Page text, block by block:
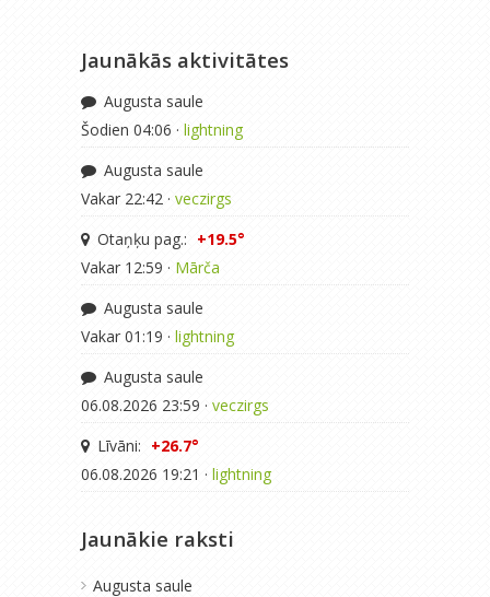
Jaunākās aktivitātes
Augusta saule
Šodien 04:06 · lightning
Augusta saule
Vakar 22:42 · veczirgs
Otaņķu pag.: +19.5°
Vakar 12:59 · Mārča
Augusta saule
Vakar 01:19 · lightning
Augusta saule
06.08.2026 23:59 · veczirgs
Līvāni: +26.7°
06.08.2026 19:21 · lightning
Jaunākie raksti
Augusta saule